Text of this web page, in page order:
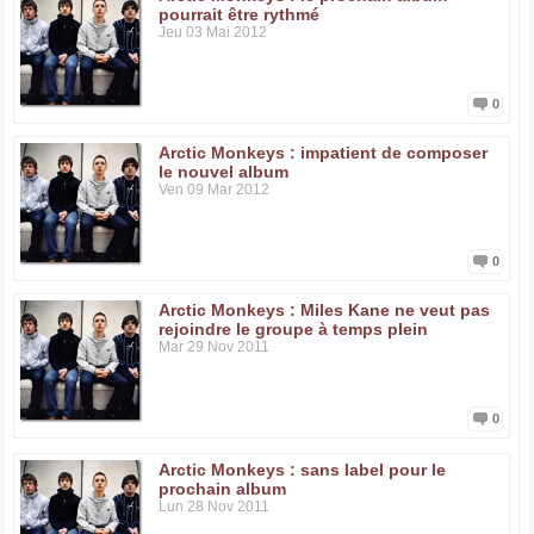
pourrait être rythmé
Jeu 03 Mai 2012
0
Arctic Monkeys : impatient de composer
le nouvel album
Ven 09 Mar 2012
0
Arctic Monkeys : Miles Kane ne veut pas
rejoindre le groupe à temps plein
Mar 29 Nov 2011
0
Arctic Monkeys : sans label pour le
prochain album
Lun 28 Nov 2011